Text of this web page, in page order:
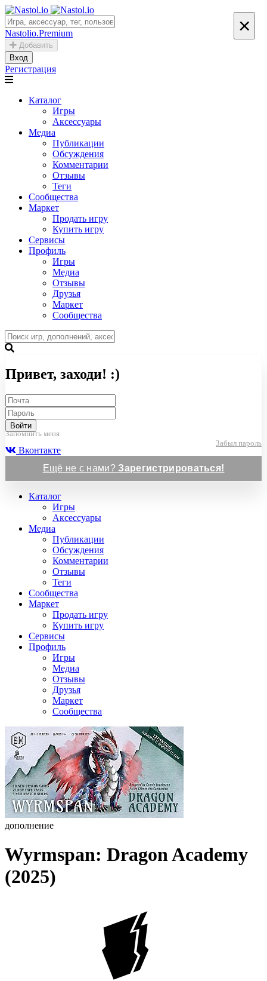
Nastolio.Premium
Добавить
Вход
Регистрация
Каталог
Игры
Аксессуары
Медиа
Публикации
Обсуждения
Комментарии
Отзывы
Теги
Сообщества
Маркет
Продать игру
Купить игру
Сервисы
Профиль
Игры
Медиа
Отзывы
Друзья
Маркет
Сообщества
×
Привет, заходи! :)
Войти
Запомнить меня
Забыл пароль
Вконтакте
Ещё не с нами?Зарегистрироваться!
Каталог
Игры
Аксессуары
Медиа
Публикации
Обсуждения
Комментарии
Отзывы
Теги
Сообщества
Маркет
Продать игру
Купить игру
Сервисы
Профиль
Игры
Медиа
Отзывы
Друзья
Маркет
Сообщества
дополнение
Wyrmspan: Dragon Academy
(2025)